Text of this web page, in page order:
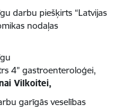
darbu piešķirts “Latvijas
nodaļas
4” gastroenteroloģei,
Vilkoitei,
garīgās veselības